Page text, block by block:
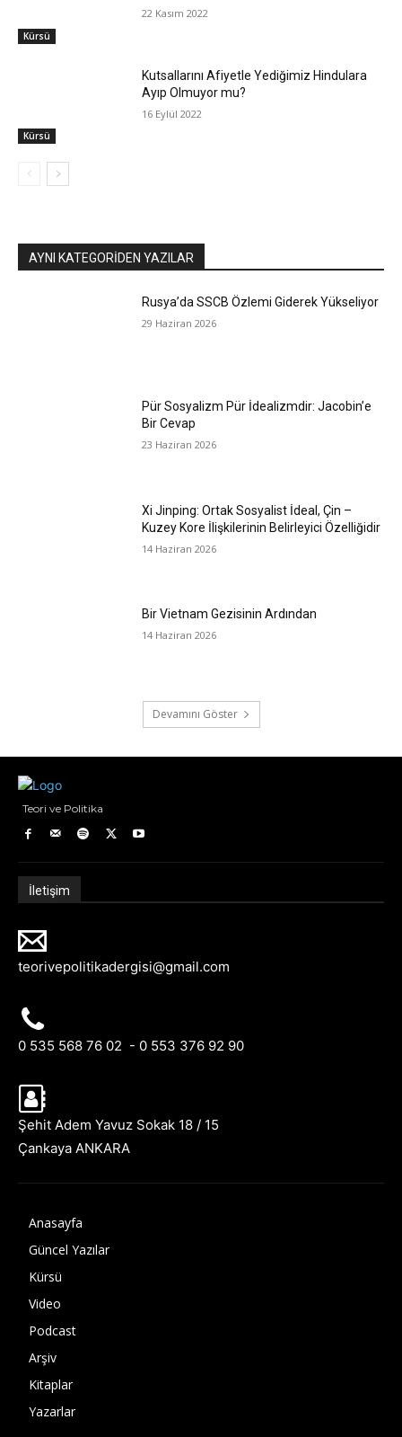
Kürsü
22 Kasım 2022
Kürsü
Kutsallarını Afiyetle Yediğimiz Hindulara
Ayıp Olmuyor mu?
16 Eylül 2022
AYNI KATEGORIDEN YAZILAR
Rusya’da SSCB Özlemi Giderek Yükseliyor
29 Haziran 2026
Pür Sosyalizm Pür İdealizmdir: Jacobin’e
Bir Cevap
23 Haziran 2026
Xi Jinping: Ortak Sosyalist İdeal, Çin –
Kuzey Kore İlişkilerinin Belirleyici Özelliğidir
14 Haziran 2026
Bir Vietnam Gezisinin Ardından
14 Haziran 2026
Devamını Göster
Teori ve Politika
İletişim
teorivepolitikadergisi@gmail.com
0 535 568 76 02 - 0 553 376 92 90
Şehit Adem Yavuz Sokak 18 / 15
Çankaya ANKARA
Anasayfa
Güncel Yazılar
Kürsü
Video
Podcast
Arşiv
Kitaplar
Yazarlar